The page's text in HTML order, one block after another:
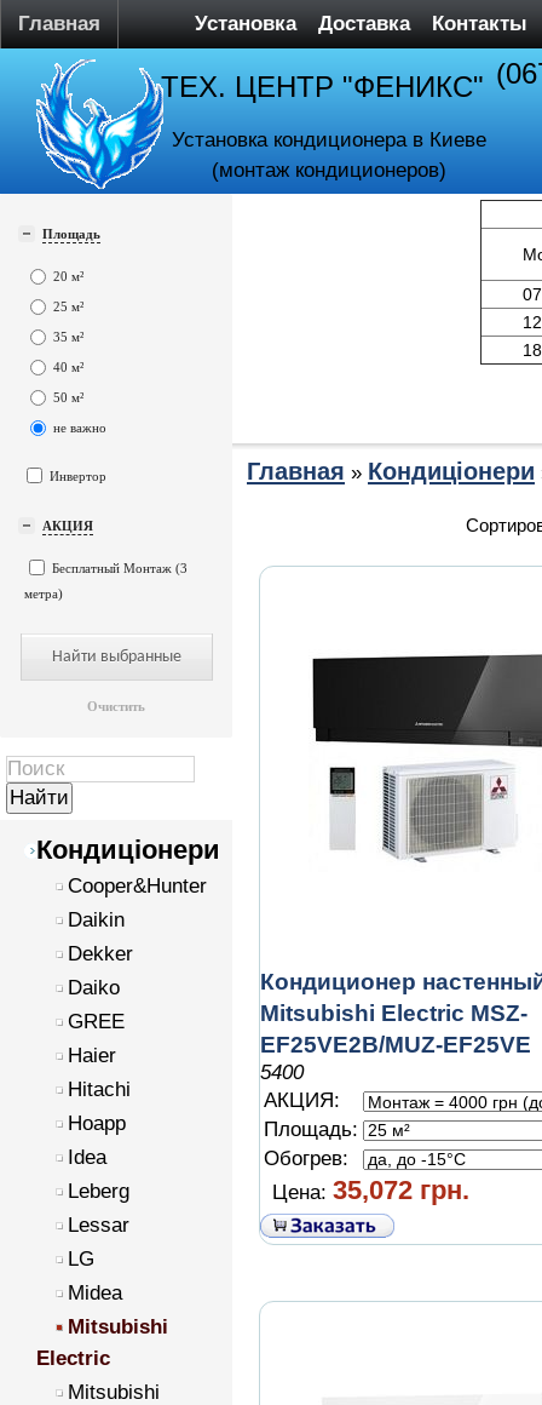
Главная Установка Доставка Контакты
ТЕХ. ЦЕНТР "ФЕНИКС"
Установка кондиционера в Киеве
(монтаж кондиционеров)
Площадь
20 м²
25 м²
35 м²
40 м²
50 м²
не важно
Инвертор
АКЦИЯ
Бесплатный Монтаж (3
метра)
Очистить
Кондиціонери
Cooper&Hunter
Daikin
Dekker
Daiko
GREE
Haier
Hitachi
Hoapp
Idea
Leberg
Lessar
LG
Midea
Mitsubishi
Electric
Mitsubishi
Главная » Кондиціонери
Кондиционер
Mitsubishi Electric MSZ-
EF25VE2B/MUZ-EF25VE
5400
АКЦИЯ:
Площадь:
Обогрев:
Цена: 35,072 грн.